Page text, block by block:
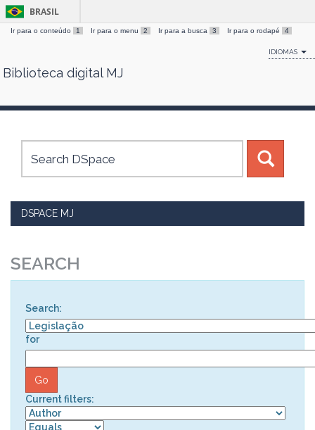
Skip
BRASIL
Ir para o conteúdo 1 Ir para o menu 2 Ir para a busca 3 Ir para o rodapé 4
IDIOMAS
Biblioteca digital MJ
DSPACE MJ
SEARCH
Search:
for
Current filters: